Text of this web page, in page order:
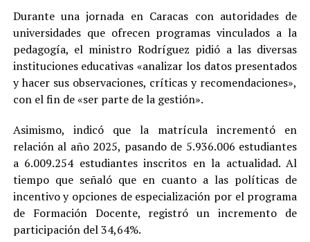
Durante una jornada en Caracas con autoridades de
universidades que ofrecen programas vinculados a la
pedagogía, el ministro Rodríguez pidió a las diversas
instituciones educativas «analizar los datos presentados
y hacer sus observaciones, críticas y recomendaciones»,
con el fin de «ser parte de la gestión».
Asimismo, indicó que la matrícula incrementó en
relación al año 2025, pasando de 5.936.006 estudiantes
a 6.009.254 estudiantes inscritos en la actualidad. Al
tiempo que señaló que en cuanto a las políticas de
incentivo y opciones de especialización por el programa
de Formación Docente, registró un incremento de
participación del 34,64%.